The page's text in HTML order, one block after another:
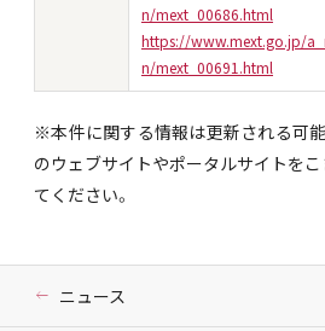
n/mext_00686.html
https://www.mext.go.jp/
n/mext_00691.html
※本件に関する情報は更新される可
のウェブサイトやポータルサイトを
てください。
ニュース